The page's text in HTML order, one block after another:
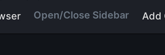
Open/Close Sidebar Add